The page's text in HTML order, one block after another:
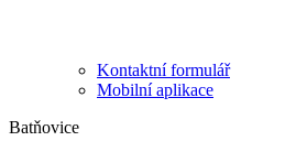
Kontaktní formulář
Mobilní aplikace
Batňovice